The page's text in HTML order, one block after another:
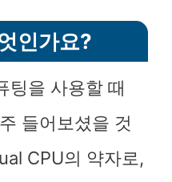
인가요?
팅을 사용할 때
들어보셨을 것
CPU의 약자로,